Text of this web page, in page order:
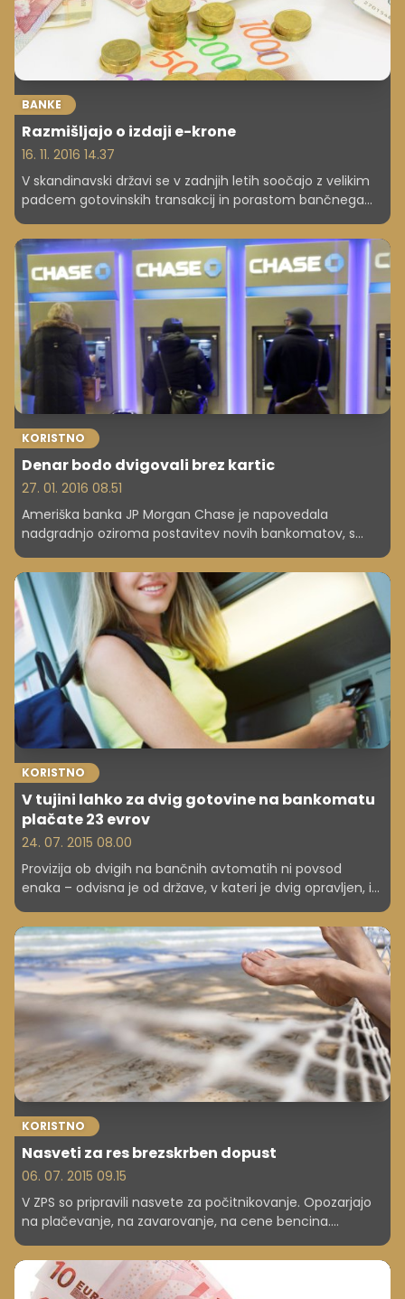
BANKE
Razmišljajo o izdaji e-krone
16. 11. 2016 14.37
V skandinavski državi se v zadnjih letih soočajo z velikim
padcem gotovinskih transakcij in porastom bančnega
poslovanja. E-krona sicer ne bi nadomestila gotovine, bi
pa služila kot dopolnitev valuti.
KORISTNO
Denar bodo dvigovali brez kartic
27. 01. 2016 08.51
Ameriška banka JP Morgan Chase je napovedala
nadgradnjo oziroma postavitev novih bankomatov, s
katerih bo mogoče dvigati gotovino brez bančnih kartic.
KORISTNO
V tujini lahko za dvig gotovine na bankomatu
plačate 23 evrov
24. 07. 2015 08.00
Provizija ob dvigih na bančnih avtomatih ni povsod
enaka – odvisna je od države, v kateri je dvig opravljen, in
banki odstotek zneska oziroma okoli dva evra.
KORISTNO
Nasveti za res brezskrben dopust
06. 07. 2015 09.15
V ZPS so pripravili nasvete za počitnikovanje. Opozarjajo
na plačevanje, na zavarovanje, na cene bencina.
gostovanja.